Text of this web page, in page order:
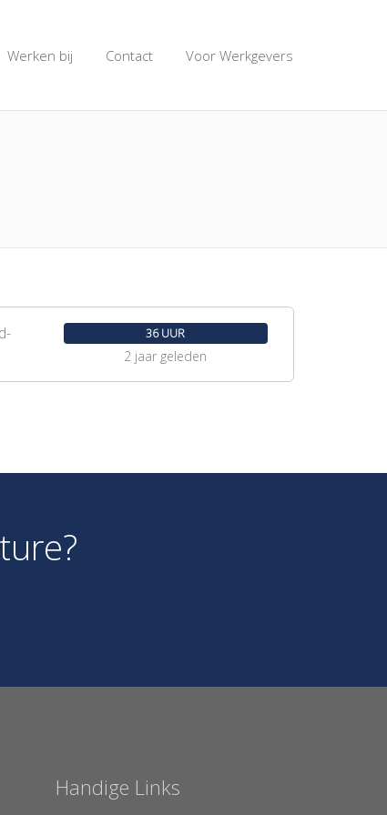
Werken bij Contact Voor Werkgevers
36 UUR
2 jaar geleden
Handige Links